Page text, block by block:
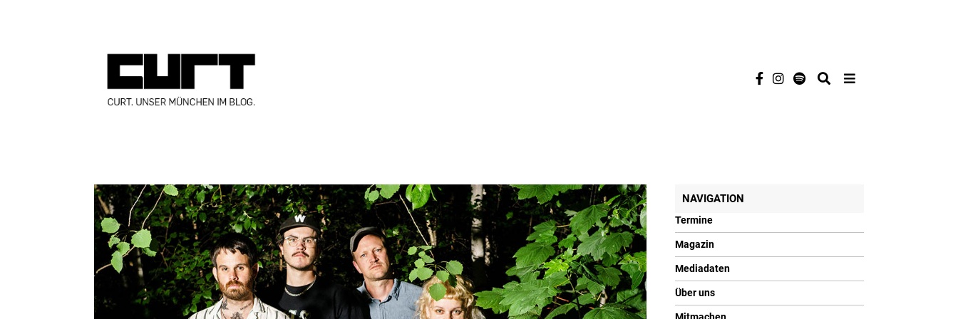
NAVIGATION
Termine
Magazin
Mediadaten
Über uns